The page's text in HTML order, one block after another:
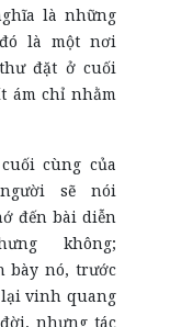
là những
là một nơi
đặt ở cuối
ám chỉ nhằm
cùng của
sẽ nói
đến bài diễn
không;
bày nó, trước
lại vinh quang
nhưng tác